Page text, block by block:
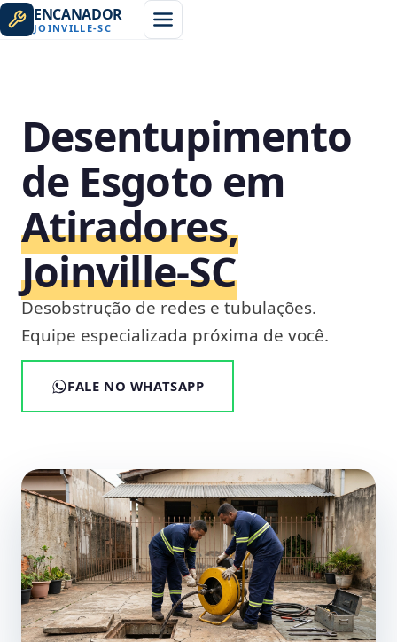
ENCANADOR
JOINVILLE-SC
Desentupimento
de Esgoto em
Atiradores,
Joinville‑SC
Desobstrução de redes e tubulações.
Equipe especializada próxima de você.
FALE NO WHATSAPP